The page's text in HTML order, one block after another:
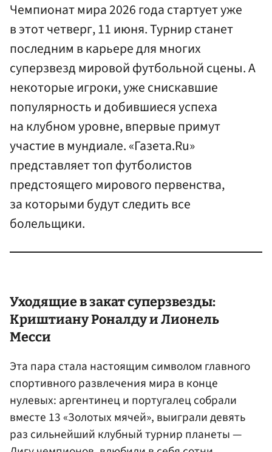
Чемпионат мира 2026 года стартует уже
в этот четверг, 11 июня. Турнир станет
последним в карьере для многих
суперзвезд мировой футбольной сцены. А
некоторые игроки, уже снискавшие
популярность и добившиеся успеха
на клубном уровне, впервые примут
участие в мундиале. «Газета.Ru»
представляет топ футболистов
предстоящего мирового первенства,
за которыми будут следить все
болельщики.
Уходящие в закат суперзвезды:
Криштиану Роналду и Лионель
Месси
Эта пара стала настоящим символом главного
спортивного развлечения мира в конце
нулевых: аргентинец и португалец собрали
вместе 13 «Золотых мячей», выиграли девять
раз сильнейший клубный турнир планеты —